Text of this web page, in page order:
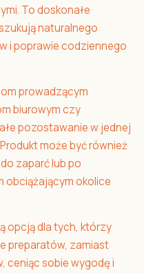
To doskonałe
naturalnego
i poprawie codziennego
prowadzącym
biurowym czy
pozostawanie w jednej
może być również
zaparć lub po
obciążającym okolice
opcją dla tych, którzy
preparatów, zamiast
ceniąc sobie wygodę i